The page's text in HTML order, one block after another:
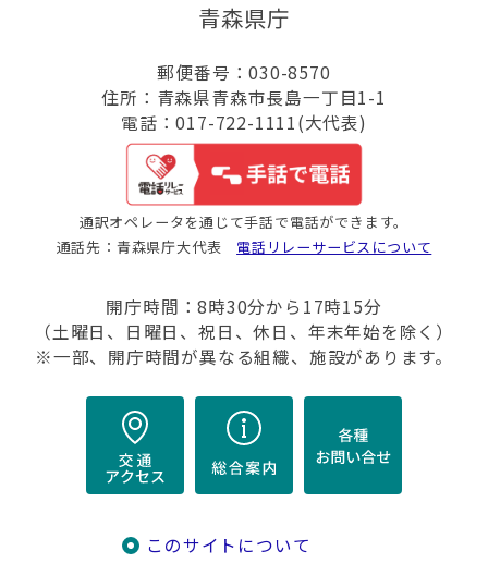
青森県庁
郵便番号：030-8570
住所：青森県青森市長島一丁目1-1
電話：017-722-1111(大代表)
通訳オペレータを通じて手話で電話ができます。
通話先：青森県庁大代表 電話リレーサービスについて
開庁時間：8時30分から17時15分
（土曜日、日曜日、祝日、休日、年末年始を除く）
※一部、開庁時間が異なる組織、施設があります。
このサイトについて